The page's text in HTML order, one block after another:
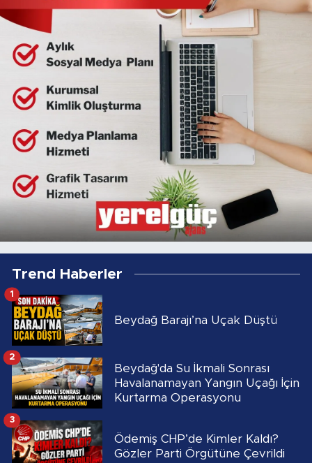
Trend Haberler
Beydağ Barajı’na Uçak Düştü
1
Beydağ'da Su İkmali Sonrası
Havalanamayan Yangın Uçağı İçin
Kurtarma Operasyonu
2
Ödemiş CHP’de Kimler Kaldı?
Gözler Parti Örgütüne Çevrildi
3